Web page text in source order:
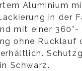
Aluminium
in der
mit einer 360°-
ohne Rücklauf
Schwarz.